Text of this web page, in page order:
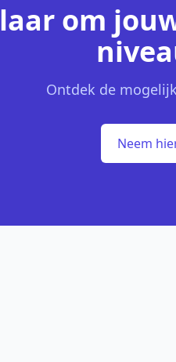
om
Ontdek de
Neem